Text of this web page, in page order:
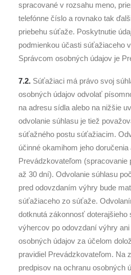
spracované v rozsahu meno,
telefónne číslo a rovnako tak
priebehu súťaže. Poskytnutie
podmienkou účasti súťažiaceho
Správcom osobných údajov je
7.2. Súťažiaci má právo svoj
osobných údajov odvolať
na adresu sídla alebo na nižšie
odvolanie súhlasu je tiež
súťažného postu súťažiacim.
účinné okamihom jeho
Prevádzkovateľom
až 30 dní). Odvolanie súhlasu
pred odovzdaním výhry bude
súťažiaceho zo súťaže.
dotknutá zákonnosť doterajšieho
výhercov po odovzdaní výhry
osobných údajov za účelom
pravidiel Prevádzkovateľom. Na
predpisov na ochranu osobných